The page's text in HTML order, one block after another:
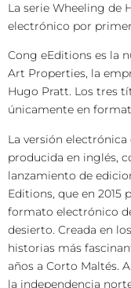
La serie Wheeling de
electrónico por
Cong eEditions es la
Art Properties, la
Hugo Pratt. Los tres
únicamente en
La versión
producida en inglés,
lanzamiento de
Editions, que en
formato electrónico
desierto. Creada en
historias más
años a Corto Maltés.
la independencia